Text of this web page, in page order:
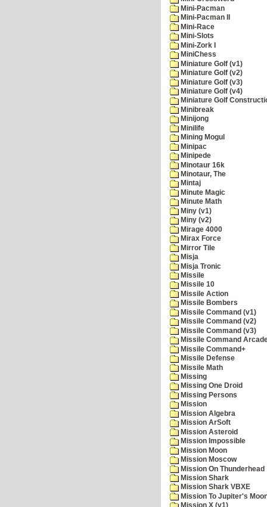
Mini-Pacman
Mini-Pacman II
Mini-Race
Mini-Slots
Mini-Zork I
MiniChess
Miniature Golf (v1)
Miniature Golf (v2)
Miniature Golf (v3)
Miniature Golf (v4)
Miniature Golf
Minibreak
Minijong
Minilife
Mining Mogul
Minipac
Minipede
Minotaur 16k
Minotaur, The
Mintaj
Minute Magic
Minute Math
Miny (v1)
Miny (v2)
Mirage 4000
Mirax Force
Mirror Tile
Misja
Misja Tronic
Missile
Missile 10
Missile Action
Missile Bombers
Missile Command (v1)
Missile Command (v2)
Missile Command (v3)
Missile Command
Missile Command+
Missile Defense
Missile Math
Missing
Missing One Droid
Missing Persons
Mission
Mission Algebra
Mission ArSoft
Mission Asteroid
Mission Impossible
Mission Moon
Mission Moscow
Mission On Thunderhead
Mission Shark
Mission Shark VBXE
Mission To Jupiter's
Mission X (v1)